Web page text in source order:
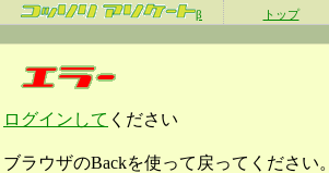
β トップ
ログインして ください
ブラウザのBackを使って戻ってください。